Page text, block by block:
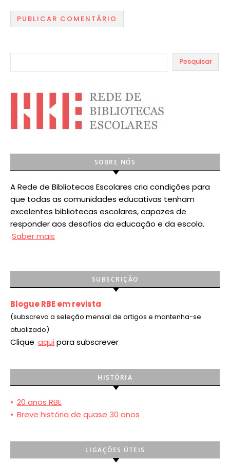
Pesquisar
SOBRE NÓS
A Rede de Bibliotecas Escolares cria condições para
que todas as comunidades educativas tenham
excelentes bibliotecas escolares, capazes de
responder aos desafios da educação e da escola.
Saber mais
SUBSCRIÇÃO
Blogue RBE em revista
(subscreva a seleção mensal de artigos e mantenha-se
atualizado)
Clique aqui para subscrever
HISTÓRIA
• 20 anos RBE
• Breve história de quase 30 anos
LIGAÇÕES ÚTEIS